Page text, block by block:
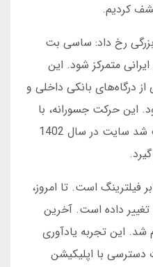
کردیم.
بزرگی رخ داد: ساسی بت
متمرکز شود. این
درگاه‌های بانکی داخلی و
این حرکت جسورانه، با
وجود چالش‌های نظارتی، باعث شد سایت در سال 1402
فیلترینگ است. تا امروز،
را تغییر داده است. آخرین
در نوامبر 2024 انجام شد. این تجربه یادآوری
دسترسی با اپلیکیشن